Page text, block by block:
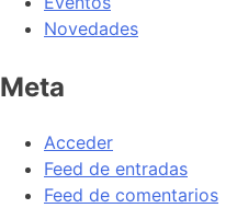
Novedades
Meta
Acceder
Feed de entradas
Feed de comentarios